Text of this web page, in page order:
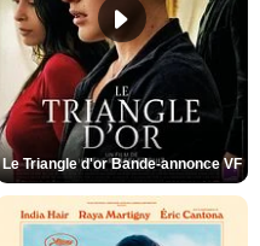
Le Triangle d'or Bande-annonce VF